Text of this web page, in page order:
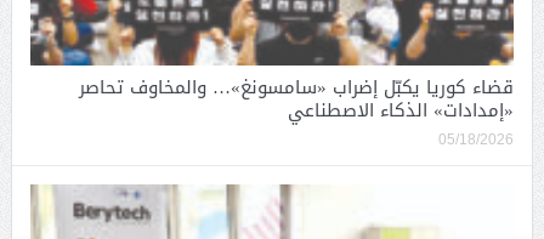
قضاء كوريا يكبّل إضراب «سامسونغ»… والمخاوف تحاصر
«إمدادات» الذكاء الاصطناعي
05/18/2026